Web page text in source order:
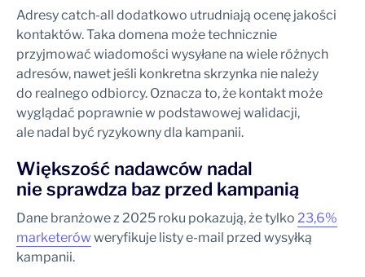
Adresy catch-all dodatkowo utrudniają ocenę jakości
kontaktów. Taka domena może technicznie
przyjmować wiadomości wysyłane na wiele różnych
adresów, nawet jeśli konkretna skrzynka nie należy
do realnego odbiorcy. Oznacza to, że kontakt może
wyglądać poprawnie w podstawowej walidacji,
ale nadal być ryzykowny dla kampanii.
Większość nadawców nadal
nie sprawdza baz przed kampanią
Dane branżowe z 2025 roku pokazują, że tylko 23,6%
marketerów weryfikuje listy e-mail przed wysyłką
kampanii.